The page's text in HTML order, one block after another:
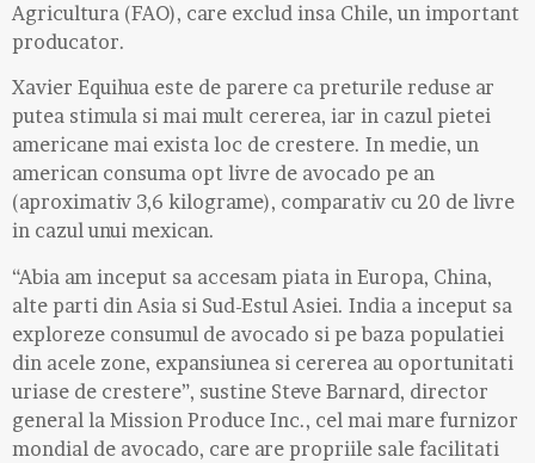
Agricultura (FAO), care exclud insa Chile, un important
producator.
Xavier Equihua este de parere ca preturile reduse ar
putea stimula si mai mult cererea, iar in cazul pietei
americane mai exista loc de crestere. In medie, un
american consuma opt livre de avocado pe an
(aproximativ 3,6 kilograme), comparativ cu 20 de livre
in cazul unui mexican.
“Abia am inceput sa accesam piata in Europa, China,
alte parti din Asia si Sud-Estul Asiei. India a inceput sa
exploreze consumul de avocado si pe baza populatiei
din acele zone, expansiunea si cererea au oportunitati
uriase de crestere”, sustine Steve Barnard, director
general la Mission Produce Inc., cel mai mare furnizor
mondial de avocado, care are propriile sale facilitati